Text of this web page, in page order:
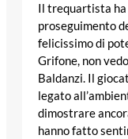
Il trequartista ha
proseguimento
felicissimo di
Grifone, non
Baldanzi. Il
legato
dimostrare
hanno fatto